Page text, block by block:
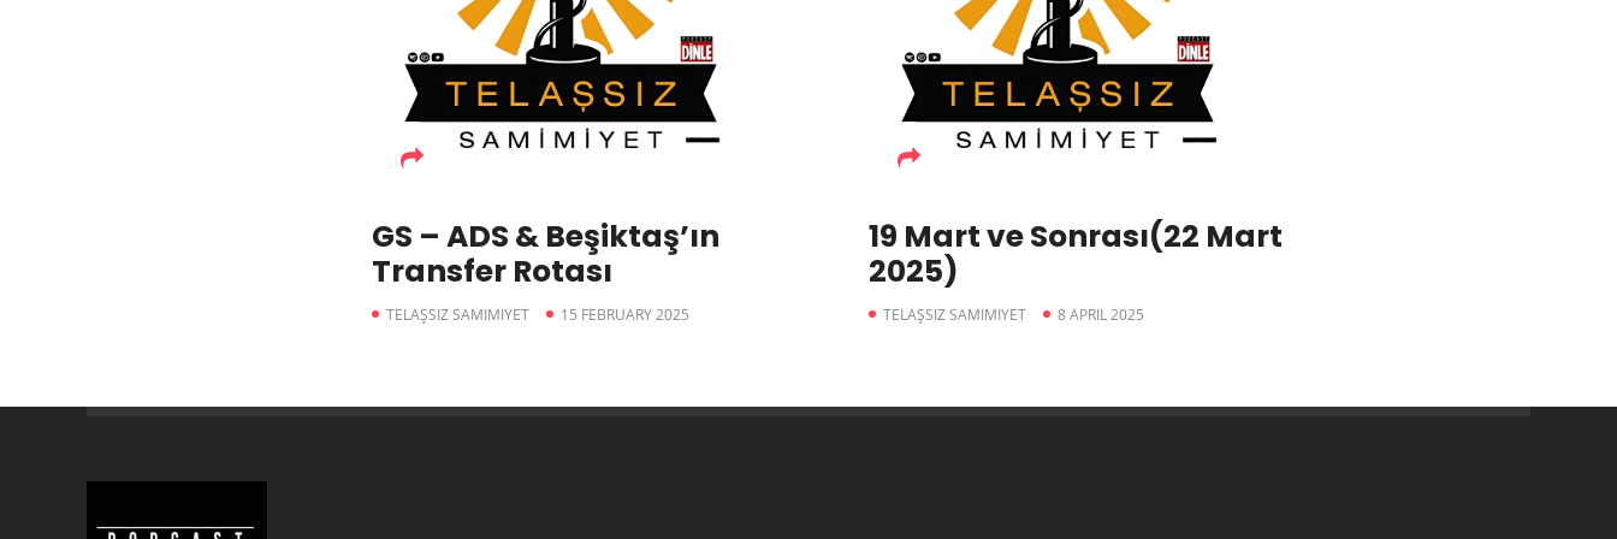
GS – ADS & Beşiktaş’ın
Transfer Rotası
TELAŞSIZ SAMIMIYET 15 FEBRUARY 2025
19 Mart ve Sonrası(22 Mart
2025)
TELAŞSIZ SAMIMIYET 8 APRIL 2025